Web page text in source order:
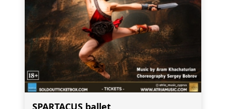
SPARTACUS ballet